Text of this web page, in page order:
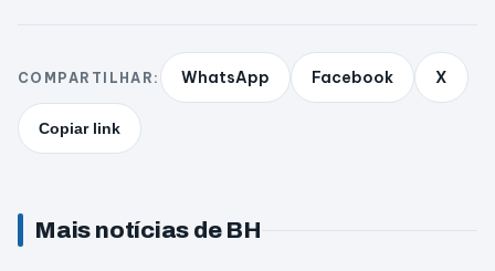
COMPARTILHAR: WhatsApp Facebook X
Copiar link
Mais notícias de BH